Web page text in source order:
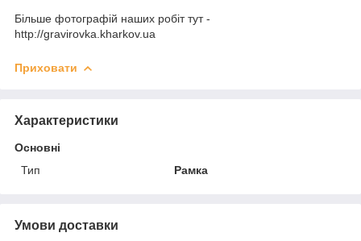
Більше фотографій наших робіт тут -
http://gravirovka.kharkov.ua
Приховати
Характеристики
Основні
Тип
Рамка
Умови доставки